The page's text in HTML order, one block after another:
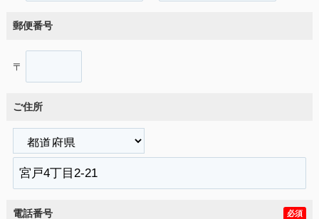
郵便番号
〒
ご住所
電話番号 必須